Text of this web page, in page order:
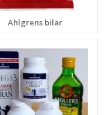
Ahlgrens bilar